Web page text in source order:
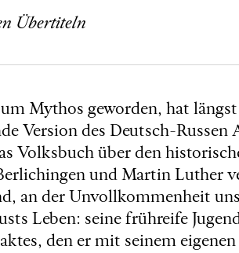
Übertiteln
Mythos geworden, hat
Version des Deutsch-
Volksbuch über den
und Martin Luther
an der Unvollkommenheit
Leben: seine frühreife
den er mit seinem